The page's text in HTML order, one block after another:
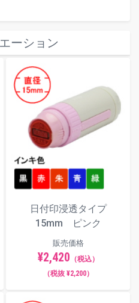
ーション
日付印浸透タイプ
15mm ピンク
販売価格
¥2,420 （税込）
（税抜 ¥2,200）